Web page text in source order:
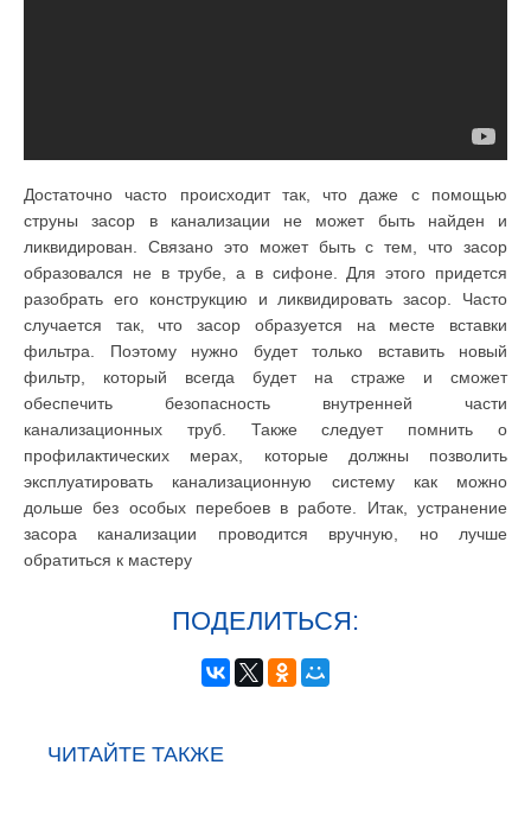
Достаточно часто происходит так, что даже с помощью
струны засор в канализации не может быть найден и
ликвидирован. Связано это может быть с тем, что засор
образовался не в трубе, а в сифоне. Для этого придется
разобрать его конструкцию и ликвидировать засор. Часто
случается так, что засор образуется на месте вставки
фильтра. Поэтому нужно будет только вставить новый
фильтр, который всегда будет на страже и сможет
обеспечить безопасность внутренней части
канализационных труб. Также следует помнить о
профилактических мерах, которые должны позволить
эксплуатировать канализационную систему как можно
дольше без особых перебоев в работе. Итак, устранение
засора канализации проводится вручную, но лучше
обратиться к мастеру
ПОДЕЛИТЬСЯ:
ЧИТАЙТЕ ТАКЖЕ